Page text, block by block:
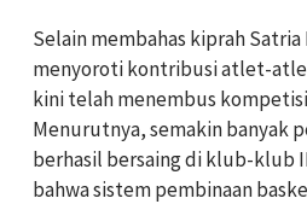
Selain membahas kiprah
menyoroti kontribusi atlet-
kini telah menembus
Menurutnya, semakin banyak
berhasil bersaing di klub-klub
bahwa sistem pembinaan